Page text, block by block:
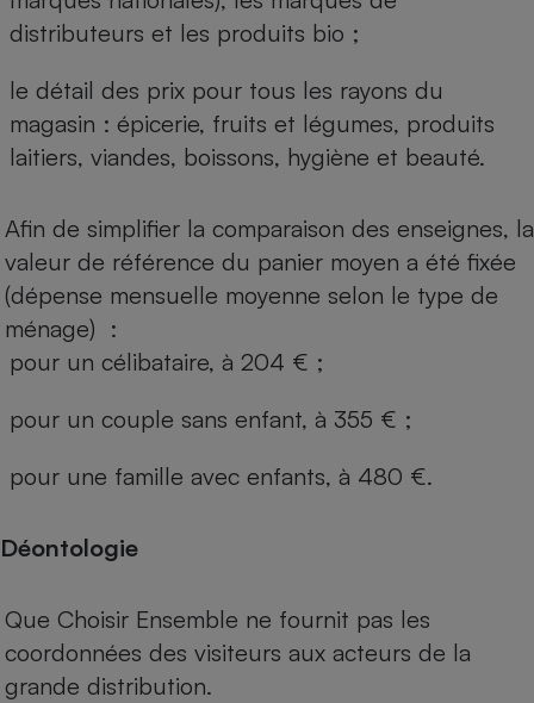
distributeurs et les produits bio ;
le détail des prix pour tous les rayons du
magasin : épicerie, fruits et légumes, produits
laitiers, viandes, boissons, hygiène et beauté.
Afin de simplifier la comparaison des enseignes, la
valeur de référence du panier moyen a été fixée
(dépense mensuelle moyenne selon le type de
ménage) :
pour un célibataire, à 204 € ;
pour un couple sans enfant, à 355 € ;
pour une famille avec enfants, à 480 €.
Déontologie
Que Choisir Ensemble ne fournit pas les
coordonnées des visiteurs aux acteurs de la
grande distribution.